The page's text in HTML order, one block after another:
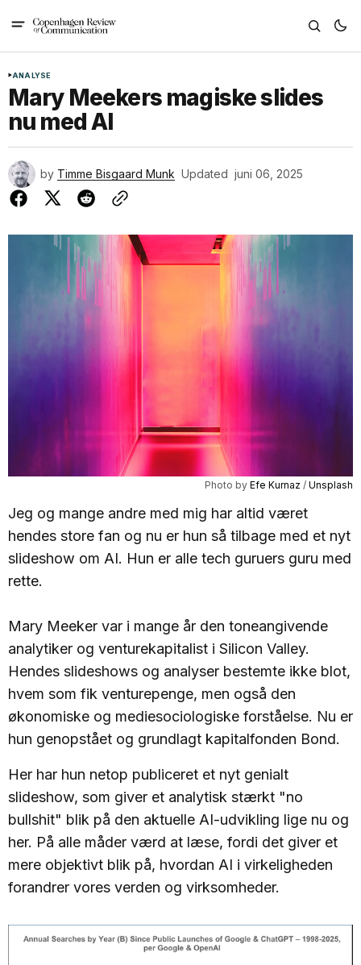
ANALYSE
Mary Meekers magiske slides
nu med AI
by Timme Bisgaard Munk Updated juni 06, 2025
Photo by Efe Kurnaz / Unsplash
Jeg og mange andre med mig har altid været
hendes store fan og nu er hun så tilbage med et nyt
slideshow om AI. Hun er alle tech guruers guru med
rette.
Mary Meeker var i mange år den toneangivende
analytiker og venturekapitalist i Silicon Valley.
Hendes slideshows og analyser bestemte ikke blot,
hvem som fik venturepenge, men også den
økonomiske og mediesociologiske forståelse. Nu er
hun genopstået og grundlagt kapitalfonden Bond.
Her har hun netop publiceret et nyt genialt
slideshow, som giver et analytisk stærkt "no
bullshit" blik på den aktuelle AI-udvikling lige nu og
her. På alle måder værd at læse, fordi det giver et
mere objektivt blik på, hvordan AI i virkeligheden
forandrer vores verden og virksomheder.